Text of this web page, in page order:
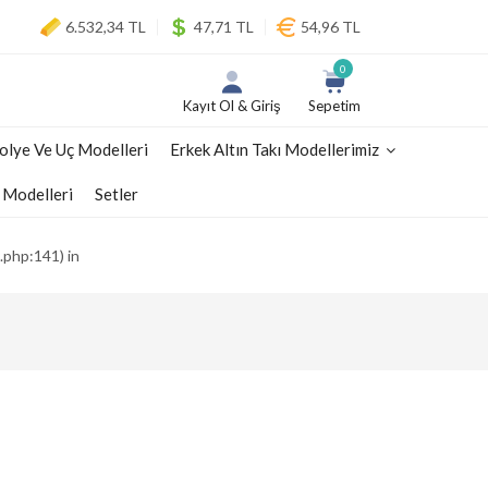
6.532,34 TL 47,71 TL 54,96 TL
Kayıt Ol & Giriş Sepetim
0
Ve Uç Modelleri Erkek Altın Takı Modellerimiz
Modelleri Setler
in